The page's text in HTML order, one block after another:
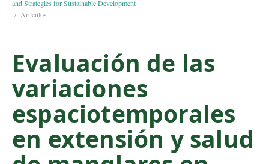
n
n
t
e
n
t
i
d
and Strategies for Sustainable Development
Artículos
Evaluación de las
variaciones
espaciotemporales
en extensión y salud